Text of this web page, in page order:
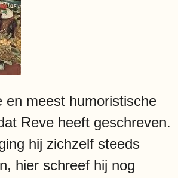
en meest humoristische
Reve heeft geschreven.
hij zichzelf steeds
hier schreef hij nog